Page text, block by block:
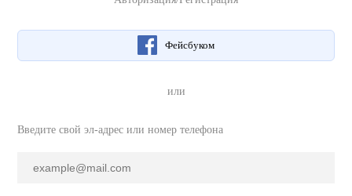
Фейсбуком
или
Введите свой эл-адрес или номер телефона